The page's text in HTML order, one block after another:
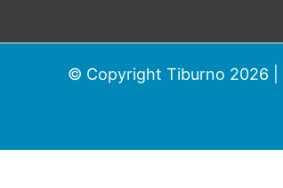
© Copyright Tiburno 2026 |